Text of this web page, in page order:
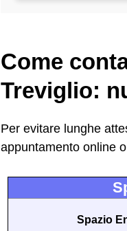
Come
Treviglio:
Per evitare lunghe
appuntamento online
Spazio